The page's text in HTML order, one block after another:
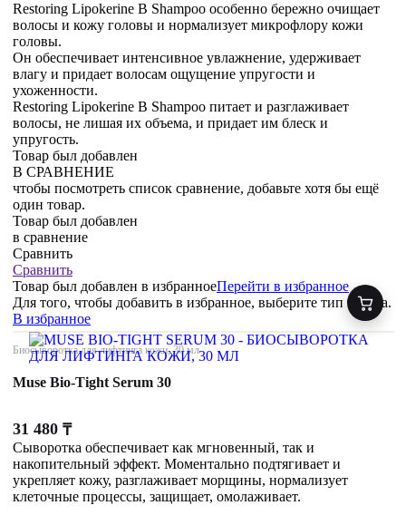
Restoring Lipokerine B Shampoo особенно бережно очищает
волосы и кожу головы и нормализует микрофлору кожи
головы.
Он обеспечивает интенсивное увлажнение, удерживает
влагу и придает волосам ощущение упругости и
ухоженности.
Restoring Lipokerine B Shampoo питает и разглаживает
волосы, не лишая их объема, и придает им блеск и
упругость.
Товар был добавлен
В СРАВНЕНИЕ
чтобы посмотреть список сравнение, добавьте хотя бы ещё
один товар.
Товар был добавлен
в сравнение
Сравнить
Сравнить
Товар был добавлен в избранноеПерейти в избранное
Для того, чтобы добавить в избранное, выберите тип товара.
В избранное
Биосыворотка для лифтинга кожи, 30 мл
Muse Bio-Tight Serum 30
31 480 ₸
Сыворотка обеспечивает как мгновенный, так и
накопительный эффект. Моментально подтягивает и
укрепляет кожу, разглаживает морщины, нормализует
клеточные процессы, защищает, омолаживает.